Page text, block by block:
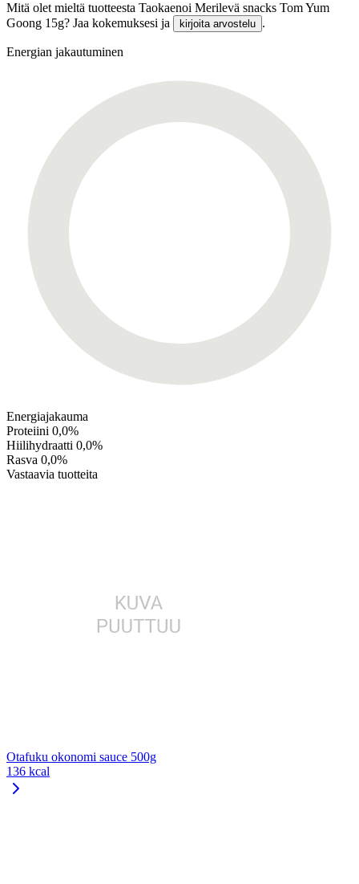
Mitä olet mieltä tuotteesta Taokaenoi Merilevä snacks Tom Yum
Goong 15g? Jaa kokemuksesi ja
kirjoita arvostelu .
Energian jakautuminen
Energiajakauma
Proteiini 0,0%
Hiilihydraatti 0,0%
Rasva 0,0%
Vastaavia tuotteita
Otafuku okonomi sauce 500g
136 kcal